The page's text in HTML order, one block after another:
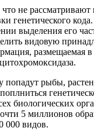
не рассматривают
генетического
выделения его
видовую
размещаемая
попадут рыбы,
биологических
5 миллионов
000 видов.